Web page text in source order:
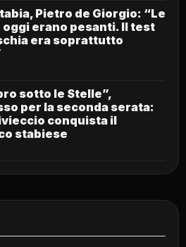
Pietro de Giorgio: “Le
oggi erano pesanti. Il test
era soprattutto
sotto le Stelle”,
per la seconda serata:
conquista il
stabiese